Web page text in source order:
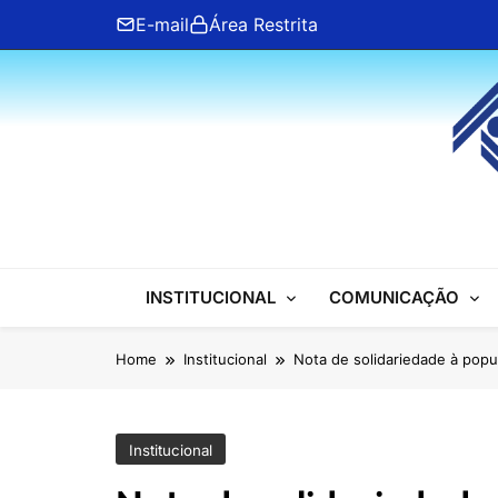
content
E-mail Área Restrita
ANFIP Nacional
INSTITUCIONAL COMUNICAÇÃO
Home Institucional Nota de solidariedade à
Institucional